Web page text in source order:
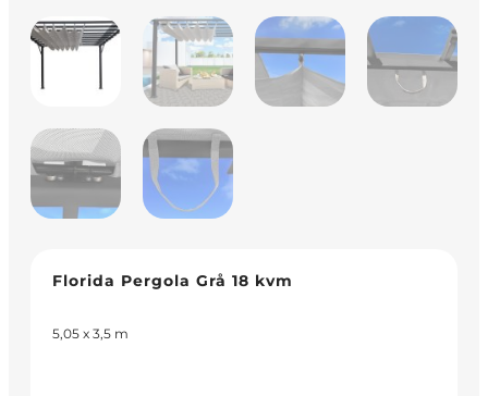
Florida Pergola Grå 18 kvm
5,05 x 3,5 m